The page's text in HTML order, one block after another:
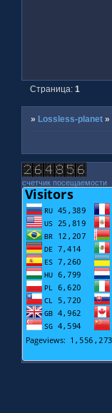
Страница:1
»Lossless-planet »
счетчик посещаемости